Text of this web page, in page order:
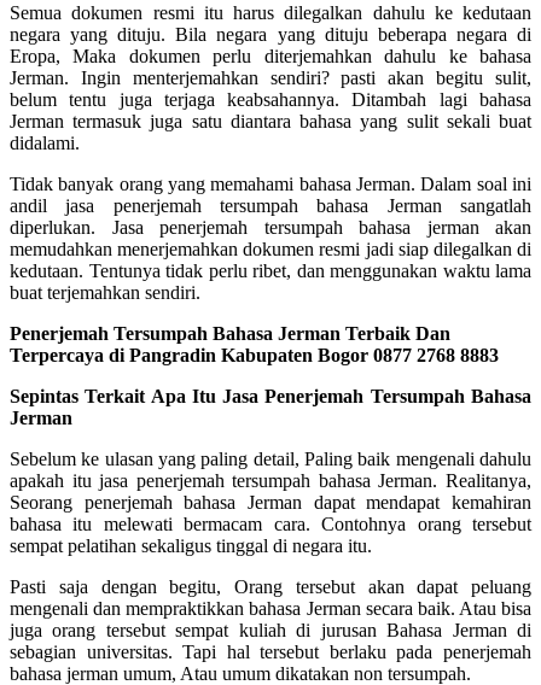
Semua dokumen resmi itu harus dilegalkan dahulu ke kedutaan
negara yang dituju. Bila negara yang dituju beberapa negara di
Eropa, Maka dokumen perlu diterjemahkan dahulu ke bahasa
Jerman. Ingin menterjemahkan sendiri? pasti akan begitu sulit,
belum tentu juga terjaga keabsahannya. Ditambah lagi bahasa
Jerman termasuk juga satu diantara bahasa yang sulit sekali buat
didalami.
Tidak banyak orang yang memahami bahasa Jerman. Dalam soal ini
andil jasa penerjemah tersumpah bahasa Jerman sangatlah
diperlukan. Jasa penerjemah tersumpah bahasa jerman akan
memudahkan menerjemahkan dokumen resmi jadi siap dilegalkan di
kedutaan. Tentunya tidak perlu ribet, dan menggunakan waktu lama
buat terjemahkan sendiri.
Penerjemah Tersumpah Bahasa Jerman Terbaik Dan
Terpercaya di Pangradin Kabupaten Bogor 0877 2768 8883
Sepintas Terkait Apa Itu Jasa Penerjemah Tersumpah Bahasa
Jerman
Sebelum ke ulasan yang paling detail, Paling baik mengenali dahulu
apakah itu jasa penerjemah tersumpah bahasa Jerman. Realitanya,
Seorang penerjemah bahasa Jerman dapat mendapat kemahiran
bahasa itu melewati bermacam cara. Contohnya orang tersebut
sempat pelatihan sekaligus tinggal di negara itu.
Pasti saja dengan begitu, Orang tersebut akan dapat peluang
mengenali dan mempraktikkan bahasa Jerman secara baik. Atau bisa
juga orang tersebut sempat kuliah di jurusan Bahasa Jerman di
sebagian universitas. Tapi hal tersebut berlaku pada penerjemah
bahasa jerman umum, Atau umum dikatakan non tersumpah.